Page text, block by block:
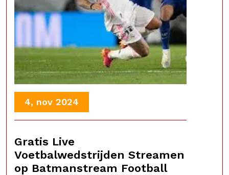
4, nov 2024
Gratis Live
Voetbalwedstrijden Streamen
op Batmanstream Football